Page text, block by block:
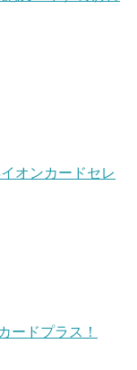
オンカードセレ
ードプラス！